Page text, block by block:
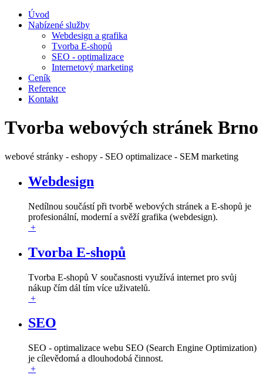
Úvod
Nabízené služby
Webdesign a grafika
Tvorba E-shopů
SEO - optimalizace
Internetový marketing
Ceník
Reference
Kontakt
Tvorba webových stránek Brno
webové stránky - eshopy - SEO optimalizace - SEM marketing
Webdesign
Nedílnou součástí při tvorbě webových stránek a E-shopů je
profesionální, moderní a svěží grafika (webdesign).
+
Tvorba E-shopů
Tvorba E-shopů V současnosti využívá internet pro svůj
nákup čím dál tím více uživatelů.
+
SEO
SEO - optimalizace webu SEO (Search Engine Optimization)
je cílevědomá a dlouhodobá činnost.
+